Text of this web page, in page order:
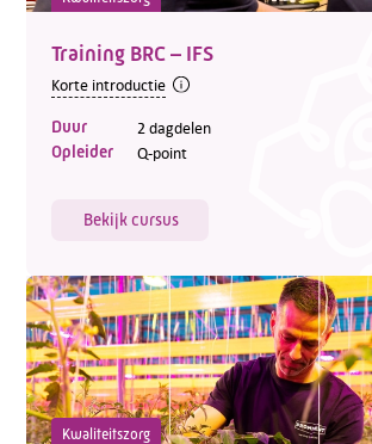
Training BRC – IFS
Korte introductie
Duur 2 dagdelen
Opleider Q-point
Bekijk cursus
Kwaliteitszorg